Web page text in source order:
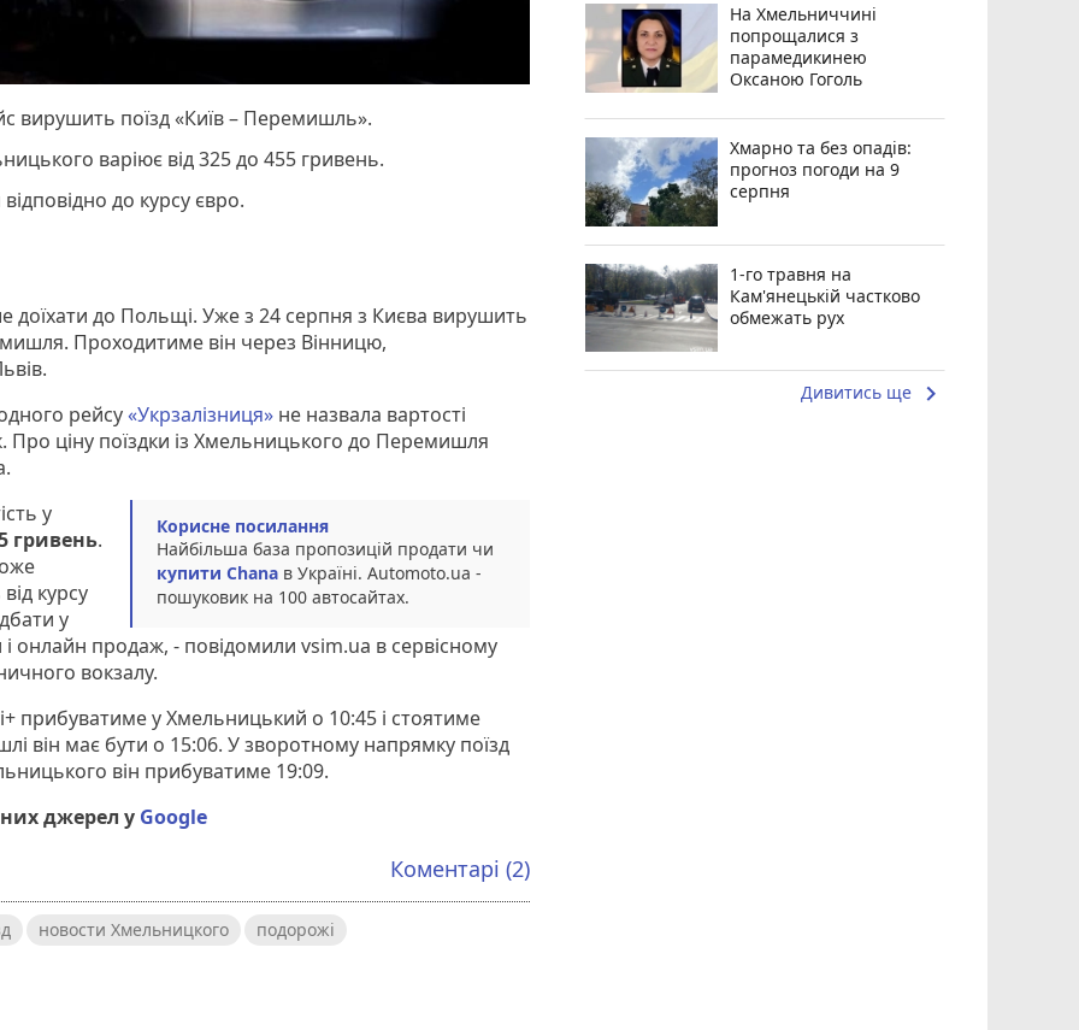
вирушить поїзд «Київ – Перемишль».
варіює від 325 до 455 гривень.
до курсу євро.
доїхати до Польщі. Уже з 24 серпня з Києва вирушить
Проходитиме він через Вінницю,
рейсу«Укрзалізниця» не назвала вартості
Про ціну поїздки із Хмельницького до Перемишля
Корисне посилання
Найбільша база пропозицій продати чи
купити Chanaв Україні. Аutomoto.ua -
пошуковик на 100 автосайтах.
у
гривень.
курсу
у
онлайн продаж, - повідомили vsim.ua в сервісному
вокзалу.
прибуватиме у Хмельницький о 10:45 і стоятиме
він має бути о 15:06. У зворотному напрямку поїзд
він прибуватиме 19:09.
джерел у Google
Коментарі (2)
новости Хмельницкого подорожі
На Хмельниччині
попрощалися з
парамедикинею
Оксаною Гоголь
Хмарно та без опадів:
прогноз погоди на 9
серпня
1-го травня на
Кам'янецькій частково
обмежать рух
Дивитись ще keyboard_arrow_right